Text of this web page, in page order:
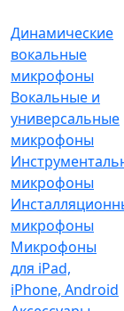
Динамические
вокальные
микрофоны
Вокальные и
универсальные
микрофоны
микрофоны
микрофоны
Микрофоны
для iPad,
iPhone, Android